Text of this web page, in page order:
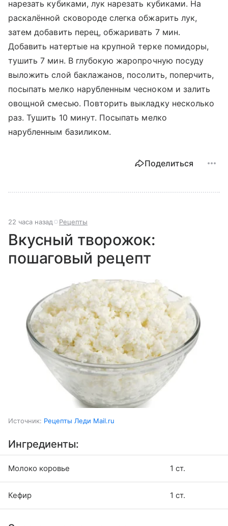
нарезать кубиками, лук нарезать кубиками. На
раскалённой сковороде слегка обжарить лук,
затем добавить перец, обжаривать 7 мин.
Добавить натертые на крупной терке помидоры,
тушить 7 мин. В глубокую жаропрочную посуду
выложить слой баклажанов, посолить, поперчить,
посыпать мелко нарубленным чесноком и залить
овощной смесью. Повторить выкладку несколько
раз. Тушить 10 минут. Посыпать мелко
нарубленным базиликом.
Поделиться
22 часа назад Рецепты
Вкусный творожок:
пошаговый рецепт
Источник: Рецепты Леди Mail.ru
Ингредиенты:
Молоко коровье 1 ст.
Кефир 1 ст.